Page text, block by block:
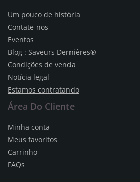
Um pouco de história
Contate-nos
Eventos
Blog : Saveurs Dernières®
Condições de venda
Notícia legal
Estamos contratando
Área Do Cliente
Minha conta
Meus favoritos
Carrinho
FAQs